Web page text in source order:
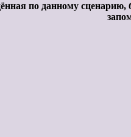
по данному